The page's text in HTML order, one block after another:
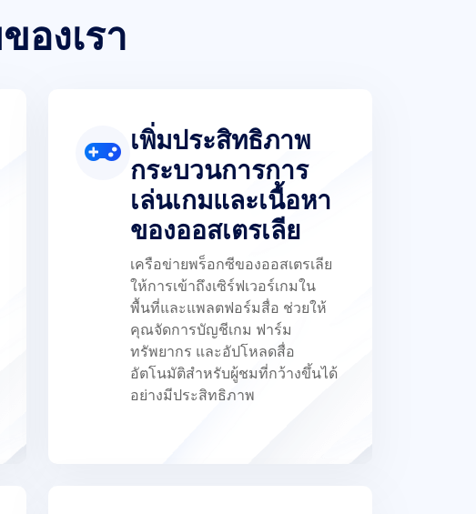
องเรา
เพิ่มประสิทธิภาพ
กระบวนการการ
เล่นเกมและเนื้อหา
ของออสเตรเลีย
เครือข่ายพร็อกซีของออสเตรเลีย
ให้การเข้าถึงเซิร์ฟเวอร์เกมใน
พื้นที่และแพลตฟอร์มสื่อ ช่วยให้
คุณจัดการบัญชีเกม ฟาร์ม
ทรัพยากร และอัปโหลดสื่อ
อัตโนมัติสำหรับผู้ชมที่กว้างขึ้นได้
อย่างมีประสิทธิภาพ